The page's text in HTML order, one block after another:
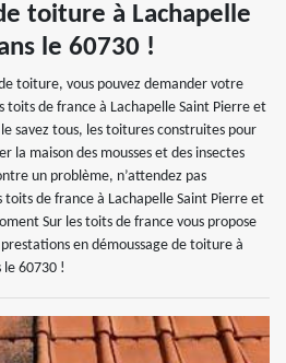
toiture à Lachapelle
le 60730 !
toiture, vous pouvez demander votre
toits de france à Lachapelle Saint Pierre et
savez tous, les toitures construites pour
la maison des mousses et des insectes
un problème, n’attendez pas
toits de france à Lachapelle Saint Pierre et
Sur les toits de france vous propose
en démoussage de toiture à
le 60730 !